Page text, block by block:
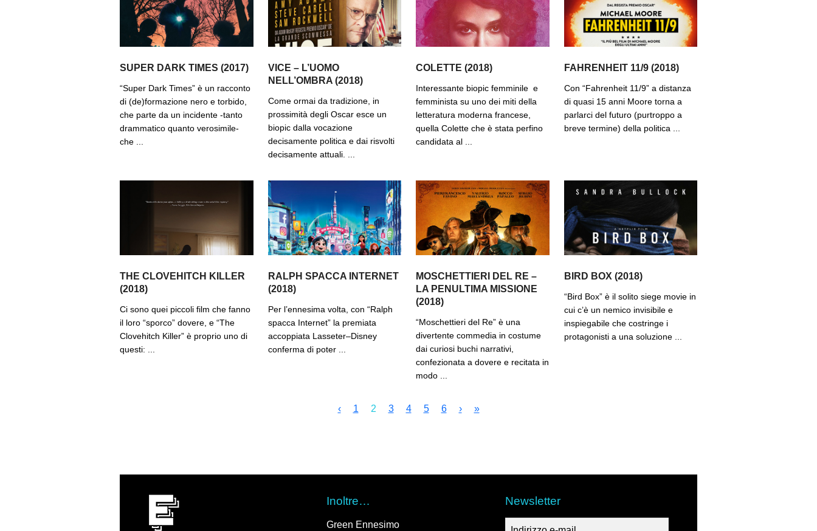
SUPER DARK TIMES (2017)
“Super Dark Times” è un racconto
di (de)formazione nero e torbido,
che parte da un incidente -tanto
drammatico quanto verosimile-
che ...
VICE – L’UOMO
NELL’OMBRA (2018)
Come ormai da tradizione, in
prossimità degli Oscar esce un
biopic dalla vocazione
decisamente politica e dai risvolti
decisamente attuali. ...
COLETTE (2018)
Interessante biopic femminile e
femminista su uno dei miti della
letteratura moderna francese,
quella Colette che è stata perfino
candidata al ...
FAHRENHEIT 11/9 (2018)
Con “Fahrenheit 11/9” a distanza
di quasi 15 anni Moore torna a
parlarci del futuro (purtroppo a
breve termine) della politica ...
THE CLOVEHITCH KILLER
(2018)
Ci sono quei piccoli film che fanno
il loro “sporco” dovere, e “The
Clovehitch Killer” è proprio uno di
questi: ...
RALPH SPACCA INTERNET
(2018)
Per l’ennesima volta, con “Ralph
spacca Internet” la premiata
accoppiata Lasseter–Disney
conferma di poter ...
MOSCHETTIERI DEL RE –
LA PENULTIMA MISSIONE
(2018)
“Moschettieri del Re” è una
divertente commedia in costume
dai curiosi buchi narrativi,
confezionata a dovere e recitata in
modo ...
BIRD BOX (2018)
“Bird Box” è il solito siege movie in
cui c’è un nemico invisibile e
inspiegabile che costringe i
protagonisti a una soluzione ...
‹ 1 2 3 4 5 6 › »
Inoltre…
Green Ennesimo
Newsletter